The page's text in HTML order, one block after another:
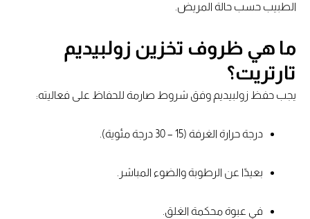
الطبيب حسب حالة المريض.
ما هي ظروف تخزين زولبيديم
تارتريت؟
يجب حفظ زولبيديم وفق شروط صارمة للحفاظ على فعاليته:
درجة حرارة الغرفة (15 – 30 درجة مئوية).
بعيدًا عن الرطوبة والضوء المباشر.
في عبوة محكمة الغلق.